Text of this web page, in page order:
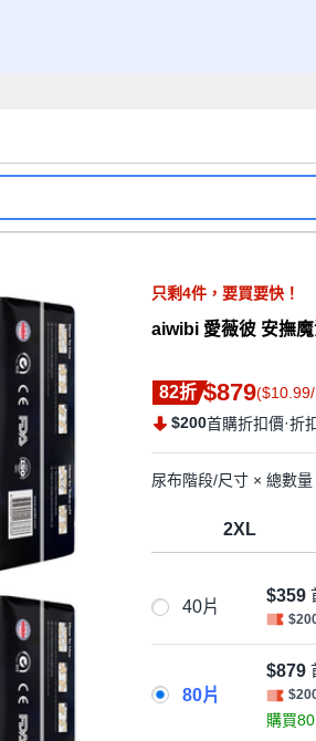
只剩4件， 要買要快！
aiwibi 愛薇彼 安撫
82折 $879
$200首購折扣價·折
尿布階段/尺寸 × 總數量
2XL
40片
$359
80片
$879
購買